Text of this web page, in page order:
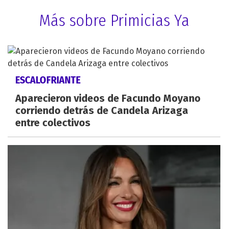
Más sobre Primicias Ya
ESCALOFRIANTE
Aparecieron videos de Facundo Moyano
corriendo detrás de Candela Arizaga
entre colectivos